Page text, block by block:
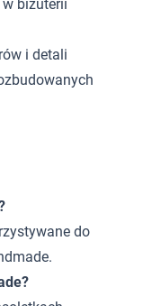
biżuterii
i detali
do